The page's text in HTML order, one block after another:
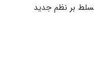
بر نظم جدید